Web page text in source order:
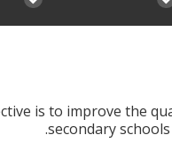
is to improve the
secondary